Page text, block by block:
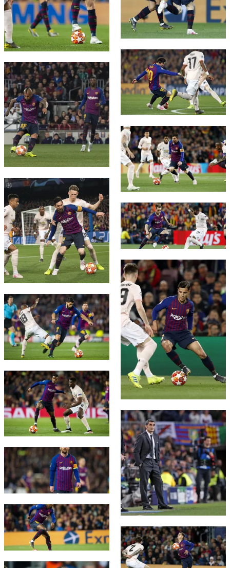
FC Barcelona club badge
FC Barcelona club badge
FC Barcelona club badge
FC Barcelona club badge
FC Barcelona club badge
FC Barcelona club badge
FC Barcelona club badge
FC Barcelona club badge
FC Barcelona club badge
FC Barcelona club badge
FC Barcelona club badge
FC Barcelona club badge
FC Barcelona club badge